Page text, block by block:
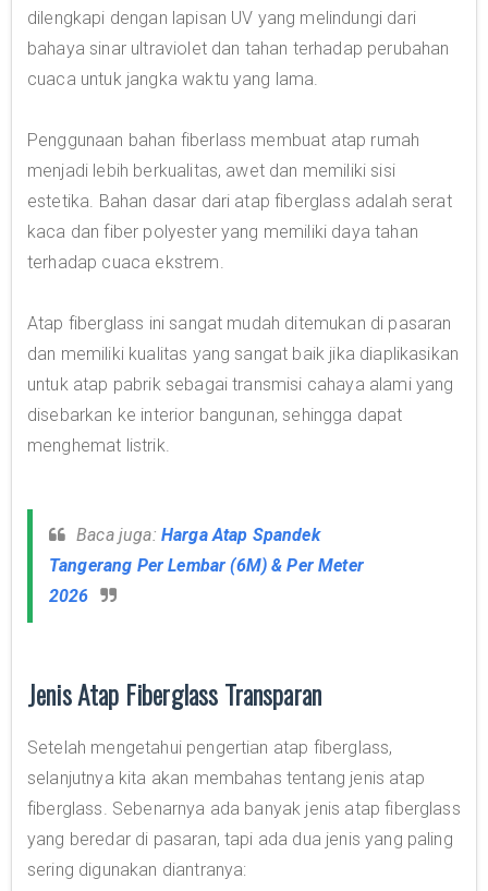
dilengkapi dengan lapisan UV yang melindungi dari
bahaya sinar ultraviolet dan tahan terhadap perubahan
cuaca untuk jangka waktu yang lama.
Penggunaan bahan fiberlass membuat atap rumah
menjadi lebih berkualitas, awet dan memiliki sisi
estetika. Bahan dasar dari atap fiberglass adalah serat
kaca dan fiber polyester yang memiliki daya tahan
terhadap cuaca ekstrem.
Atap fiberglass ini sangat mudah ditemukan di pasaran
dan memiliki kualitas yang sangat baik jika diaplikasikan
untuk atap pabrik sebagai transmisi cahaya alami yang
disebarkan ke interior bangunan, sehingga dapat
menghemat listrik.
Baca juga: Harga Atap Spandek
Tangerang Per Lembar (6M) & Per Meter
2026
Jenis Atap Fiberglass Transparan
Setelah mengetahui pengertian atap fiberglass,
selanjutnya kita akan membahas tentang jenis atap
fiberglass. Sebenarnya ada banyak jenis atap fiberglass
yang beredar di pasaran, tapi ada dua jenis yang paling
sering digunakan diantranya: